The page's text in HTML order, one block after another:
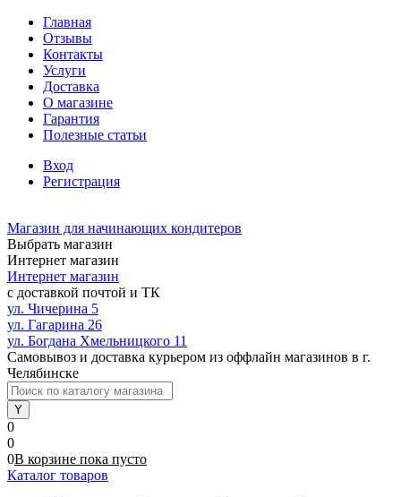
Главная
Отзывы
Контакты
Услуги
Доставка
О магазине
Гарантия
Полезные статьи
Вход
Регистрация
Магазин для начинающих кондитеров
Выбрать магазин
Интернет магазин
Интернет магазин
с доставкой почтой и ТК
ул. Чичерина 5
ул. Гагарина 26
ул. Богдана Хмельницкого 11
Самовывоз и доставка курьером из оффлайн магазинов в г.
Челябинске
0
0
0В корзине пока пусто
Каталог товаров